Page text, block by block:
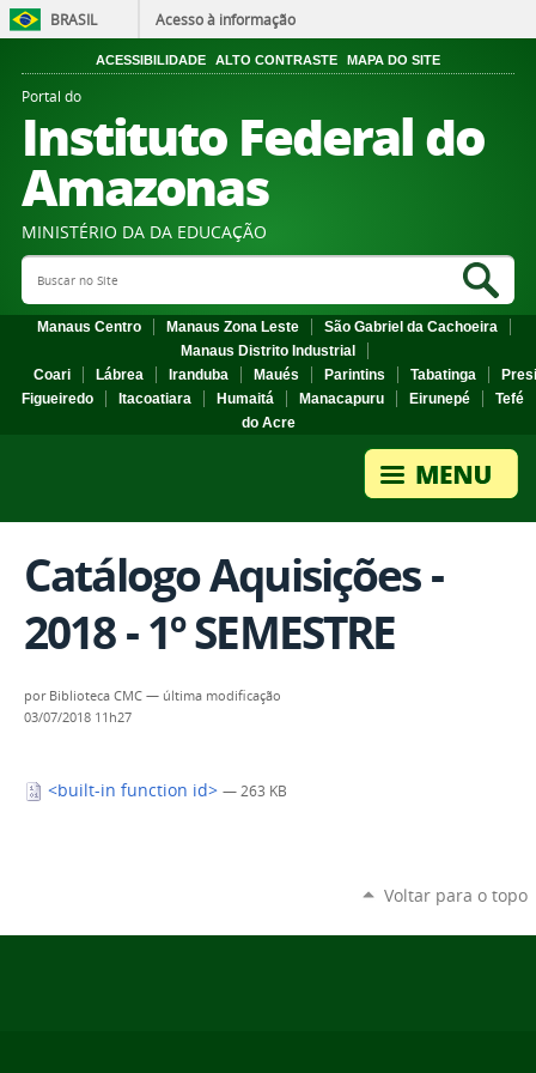
BRASIL Acesso à informação
ACESSIBILIDADE ALTO CONTRASTE MAPA DO SITE
Portal do
Instituto Federal do
Amazonas
MINISTÉRIO DA DA EDUCAÇÃO
Search Site
Manaus Centro Manaus Zona Leste
São Gabriel da Cachoeira
Manaus Distrito Industrial
Coari
Lábrea Iranduba Maués Parintins Tabatinga
Figueiredo
Itacoatiara Humaitá Manacapuru Eirunepé
Tefé
do Acre
Catálogo Aquisições -
2018 - 1º SEMESTRE
por Biblioteca CMC — última modificação
03/07/2018 11h27
<built-in function id> — 263 KB
Voltar para o topo